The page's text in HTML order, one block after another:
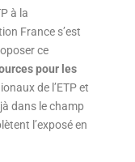
à la
France s’est
ce
pour les
de l’ETP et
dans le champ
l’exposé en